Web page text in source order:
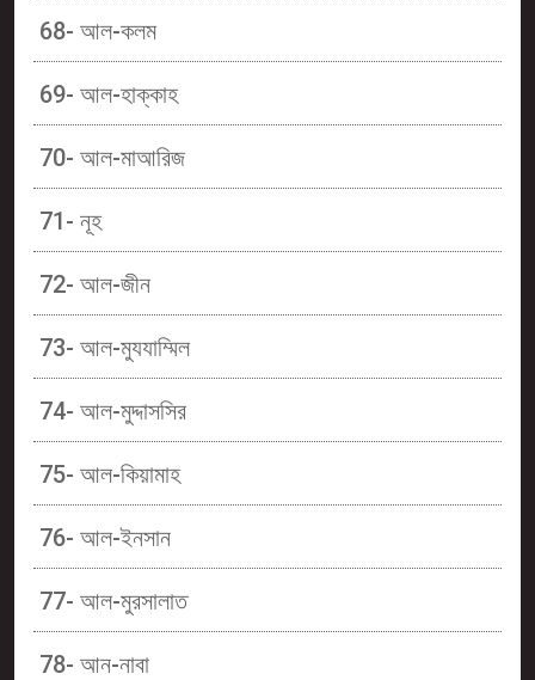
68- আল-কলম
69- আল-হাক্কাহ
70- আল-মাআরিজ
71- নূহ
72- আল-জীন
73- আল-মুযযাম্মিল
74- আল-মুদ্দাসসির
75- আল-কিয়ামাহ
76- আল-ইনসান
77- আল-মুরসালাত
78- আন-নাবা